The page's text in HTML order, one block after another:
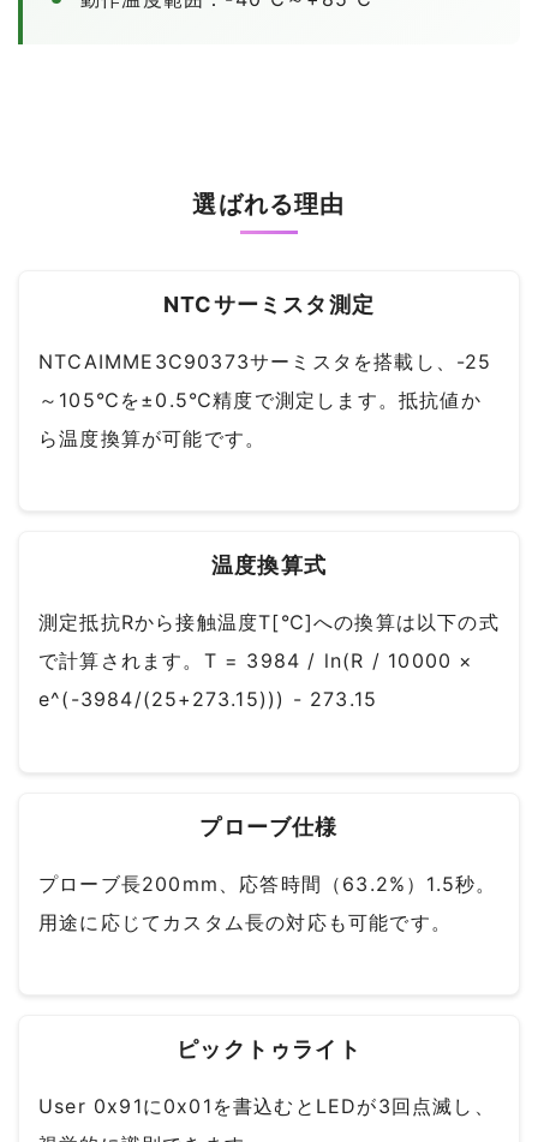
選ばれる理由
NTCサーミスタ測定
NTCAIMME3C90373サーミスタを搭載し、-25
～105℃を±0.5℃精度で測定します。抵抗値か
ら温度換算が可能です。
温度換算式
測定抵抗Rから接触温度T[℃]への換算は以下の式
で計算されます。T = 3984 / ln(R / 10000 ×
e^(-3984/(25+273.15))) - 273.15
プローブ仕様
プローブ長200mm、応答時間（63.2%）1.5秒。
用途に応じてカスタム長の対応も可能です。
ピックトゥライト
User 0x91に0x01を書込むとLEDが3回点滅し、